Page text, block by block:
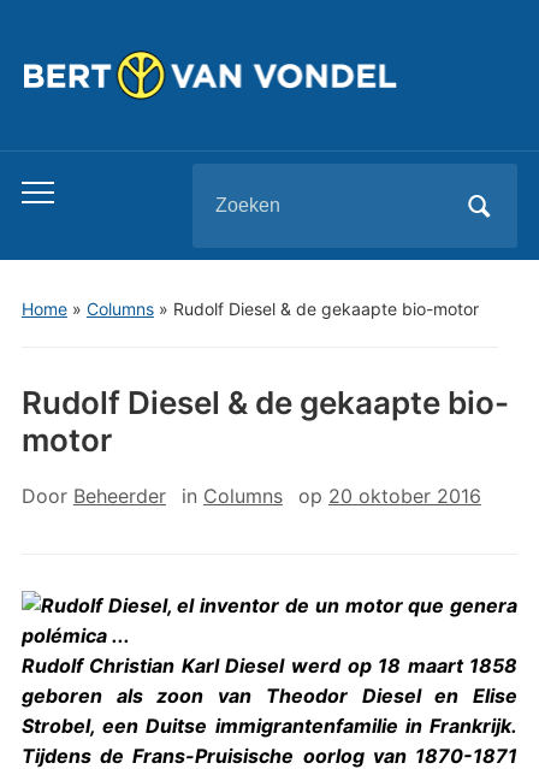
Toggle
menu
naar:
Home» Columns» Rudolf Diesel & de gekaapte bio-motor
Rudolf Diesel & de gekaapte bio-
motor
Door Beheerder in Columns op 20 oktober 2016
Rudolf Christian Karl Diesel werd op 18 maart 1858
geboren als zoon van Theodor Diesel en Elise
Strobel, een Duitse immigrantenfamilie in Frankrijk.
Tijdens de Frans-Pruisische oorlog van 1870-1871